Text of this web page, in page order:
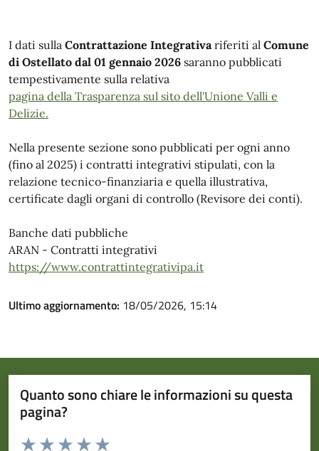
I dati sulla Contrattazione Integrativariferiti al Comune
di Ostellato dal 01 gennaio 2026 saranno pubblicati
tempestivamente sulla relativa
pagina della Trasparenza sul sito dell'Unione Valli e
Delizie.
Nella presente sezione sono pubblicati per ogni anno
(fino al 2025) i contratti integrativi stipulati, con la
relazione tecnico-finanziaria e quella illustrativa,
certificate dagli organi di controllo (Revisore dei conti).
Banche dati pubbliche
ARAN - Contratti integrativi
https://www.contrattintegrativipa.it
Ultimo aggiornamento: 18/05/2026, 15:14
Quanto sono chiare le informazioni su questa
pagina?
Valuta da 1 a 5 stelle la pagina